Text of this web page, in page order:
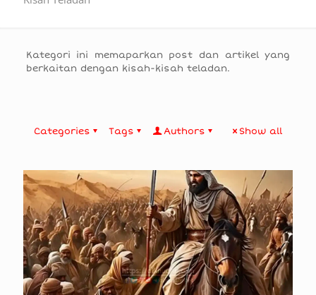
Kategori ini memaparkan post dan artikel yang
berkaitan dengan kisah-kisah teladan.
Categories Tags Authors Show all